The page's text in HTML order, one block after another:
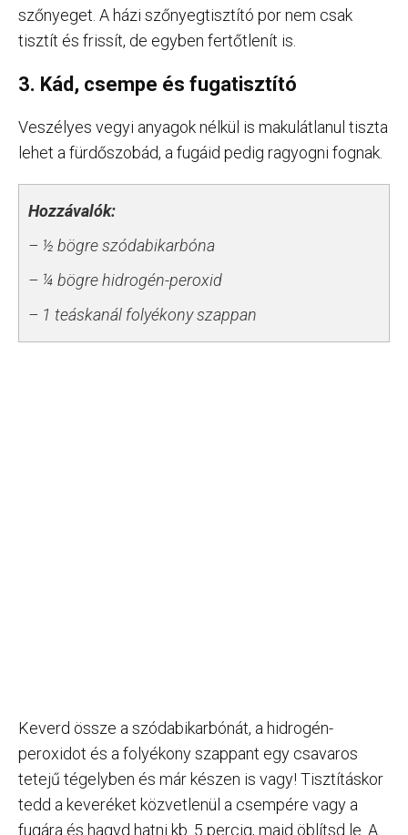
szőnyeget. A házi szőnyegtisztító por nem csak
tisztít és frissít, de egyben fertőtlenít is.
3. Kád, csempe és fugatisztító
Veszélyes vegyi anyagok nélkül is makulátlanul tiszta
lehet a fürdőszobád, a fugáid pedig ragyogni fognak.
Hozzávalók:
– ½ bögre szódabikarbóna
– ¼ bögre hidrogén-peroxid
– 1 teáskanál folyékony szappan
Keverd össze a szódabikarbónát, a hidrogén-
peroxidot és a folyékony szappant egy csavaros
tetejű tégelyben és már készen is vagy! Tisztításkor
tedd a keveréket közvetlenül a csempére vagy a
fugára és hagyd hatni kb. 5 percig, majd öblítsd le. A